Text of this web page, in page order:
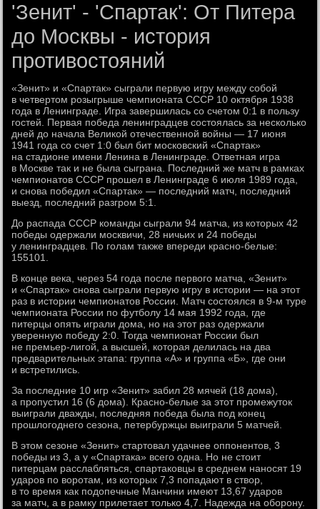
'Зенит' - 'Спартак': От Питера
до Москвы - история
противостояний
«Зенит» и «Спартак» сыграли первую игру между собой
в четвертом розыгрыше чемпионата СССР 10 октября 1938
года в Ленинграде. Игра завершилась со счетом 0:1 в пользу
гостей. Первая победа ленинградцев состоялась за несколько
дней до начала Великой отечественной войны — 17 июня
1941 года со счет 1:0 был бит московский «Спартак»
на стадионе имени Ленина в Ленинграде. Ответная игра
в Москве так и не была сыграна. Последний же матч в рамках
чемпионатов СССР прошел в Ленинграде 6 июля 1989 года,
и снова победил «Спартак» — последний матч, последний
выезд, последний разгром 5:1.
До распада СССР команды сыграли 94 матча, из которых 42
победы одержали москвичи, 28 ничьих и 24 победы
у ленинградцев. По голам также впереди красно-белые:
155101.
В конце века, через 54 года после первого матча, «Зенит»
и «Спартак» снова сыграли первую игру в истории — на этот
раз в истории чемпионатов России. Матч состоялся в 9-м туре
чемпионата России по футболу 14 мая 1992 года, где
питерцы опять играли дома, но на этот раз одержали
уверенную победу 2:0. Тогда чемпионат России был
не премьер-лигой, а высшей, которая делилась на два
предварительных этапа: группа «А» и группа «Б», где они
и встретились.
За последние 10 игр «Зенит» забил 28 мячей (18 дома),
а пропустил 16 (6 дома). Красно-белые за этот промежуток
выиграли дважды, последняя победа была под конец
прошлогоднего сезона, петербуржцы выиграли 5 матчей.
В этом сезоне «Зенит» стартовал удачнее оппонентов, 3
победы из 3, а у «Спартака» всего одна. Но не стоит
питерцам расслабляться, спартаковцы в среднем наносят 19
ударов по воротам, из которых 7,3 попадают в створ,
в то время как подопечные Манчини имеют 13,67 ударов
за матч, а в рамку прилетает только 4,7. Надежда на оборону.